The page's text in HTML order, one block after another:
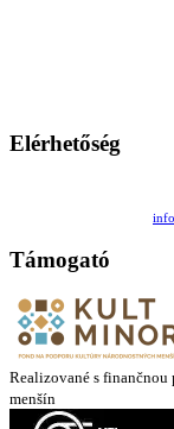
Elérhetőség
Támogató
Realizované s
menšín